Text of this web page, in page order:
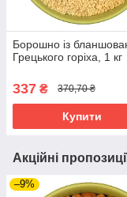
Борошно із
Грецького горіха, 1 кг
337 ₴ 370,70 ₴
Купити
Акційні
–9%